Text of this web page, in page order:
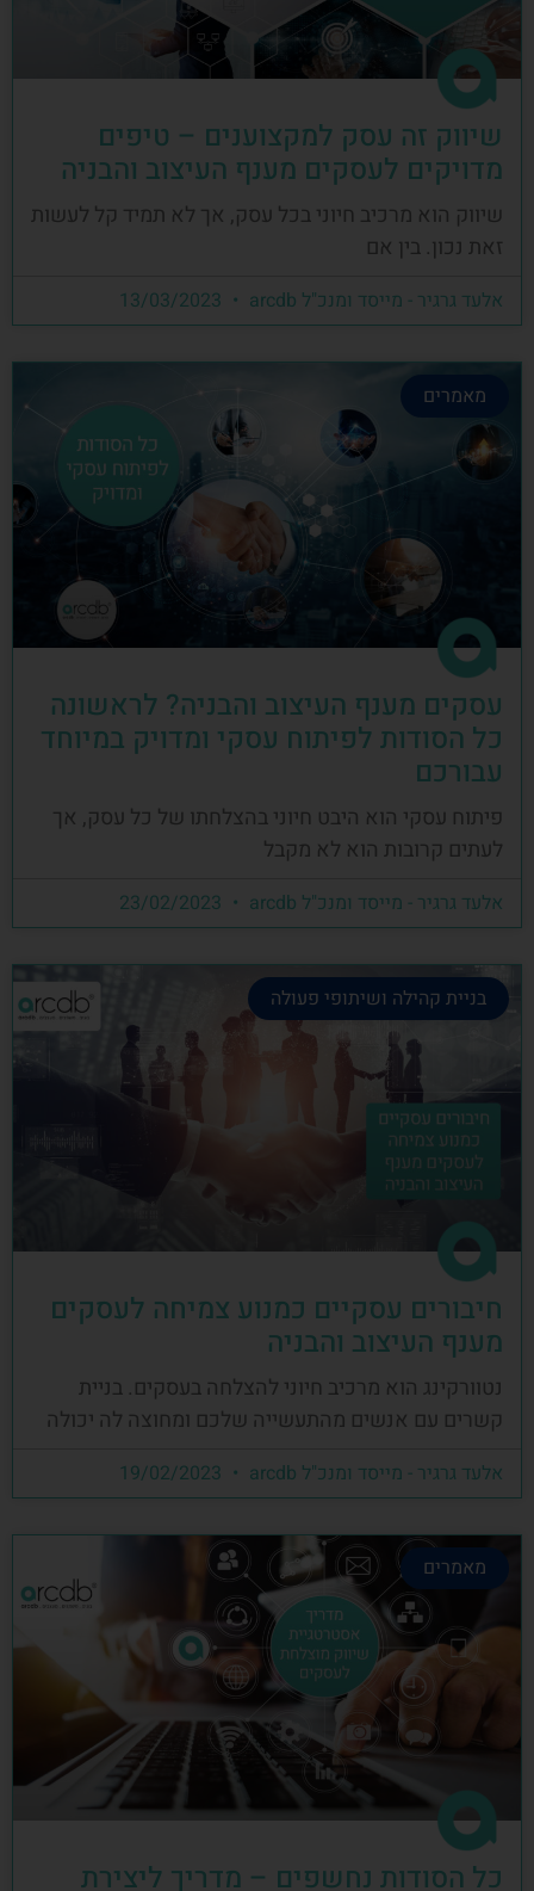
שיווק זה עסק למקצוענים – טיפים
מדויקים לעסקים מענף העיצוב והבניה
שיווק הוא מרכיב חיוני בכל עסק, אך לא תמיד קל לעשות
זאת נכון. בין אם
אלעד גרגיר - מייסד ומנכ"ל arcdb
מאמרים
עסקים מענף העיצוב והבניה? לראשונה
כל הסודות לפיתוח עסקי ומדויק במיוחד
עבורכם
פיתוח עסקי הוא היבט חיוני בהצלחתו של כל עסק, אך
לעתים קרובות הוא לא מקבל
אלעד גרגיר - מייסד ומנכ"ל arcdb
בניית קהילה ושיתופי פעולה
חיבורים עסקיים כמנוע צמיחה לעסקים
מענף העיצוב והבניה
נטוורקינג הוא מרכיב חיוני להצלחה בעסקים. בניית
קשרים עם אנשים מהתעשייה שלכם ומחוצה לה יכולה
אלעד גרגיר - מייסד ומנכ"ל arcdb
מאמרים
כל הסודות נחשפים – מדריך ליצירת